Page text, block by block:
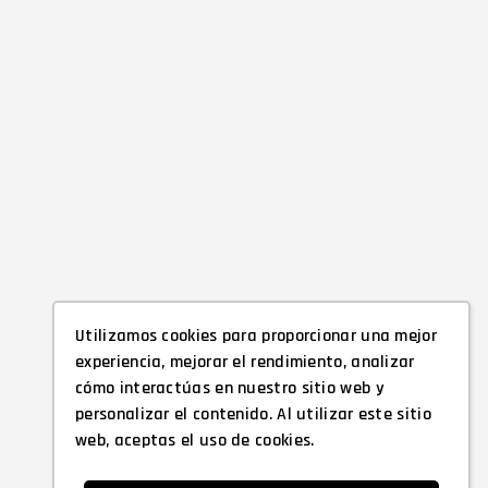
Utilizamos cookies para proporcionar una mejor
experiencia, mejorar el rendimiento, analizar
cómo interactúas en nuestro sitio web y
personalizar el contenido. Al utilizar este sitio
web, aceptas el uso de cookies.